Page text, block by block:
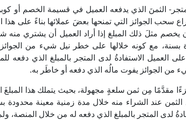
الثمنَ الذي يدفعه العميل في قسيمة الخصم أو
سحب الجوائز التي تمنحها بعضَ عملائها بناءً على هذا
مثلَ ذلك المبلغ إذا أراد العميل أن يشتري منه
بسنة، مع كونه خلالها على خطر نيل شيء من الجوائز
العميل الاستفادةُ لدى المتجر بالمبلغ الذي دفعه
من الجوائز يفوت مالُه الذي دفعه أو خاطَر به.
مقدَّمًا مِن ثمن سلعةٍ مجهولة، بحيث يتملك هذا المبلغَ
عند الشراء منه خلال مدة زمنية معينة محدودة
لدى المتجر بالمبلغ الذي دفعه له من خلال المنصة،